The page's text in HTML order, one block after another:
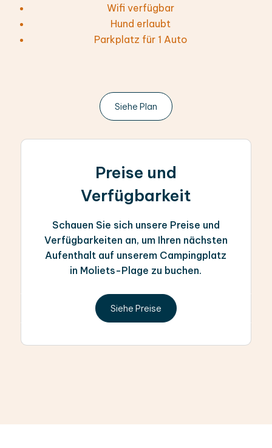
Preise und
Verfügbarkeit
Schauen Sie sich unsere Preise und
Verfügbarkeiten an, um Ihren nächsten
Aufenthalt auf unserem Campingplatz
in Moliets-Plage zu buchen.
Siehe Preise
Wifi verfügbar
Hund erlaubt
Parkplatz für 1 Auto
Siehe Plan